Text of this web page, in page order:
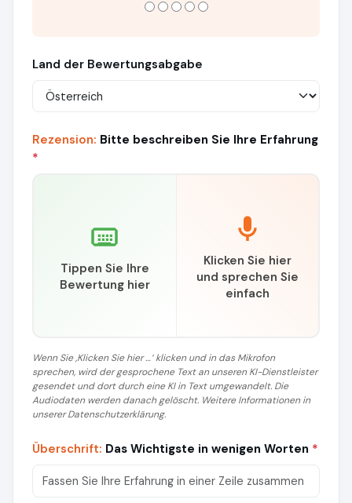
Land der Bewertungsabgabe
Rezension: Bitte beschreiben Sie Ihre Erfahrung
*
Tippen Sie Ihre
Bewertung hier
Klicken Sie hier
und sprechen Sie
einfach
Wenn Sie ‚Klicken Sie hier …‘ klicken und in das Mikrofon
sprechen, wird der gesprochene Text an unseren KI-Dienstleister
gesendet und dort durch eine KI in Text umgewandelt. Die
Audiodaten werden danach gelöscht. Weitere Informationen in
unserer Datenschutzerklärung.
Überschrift: Das Wichtigste in wenigen Worten *